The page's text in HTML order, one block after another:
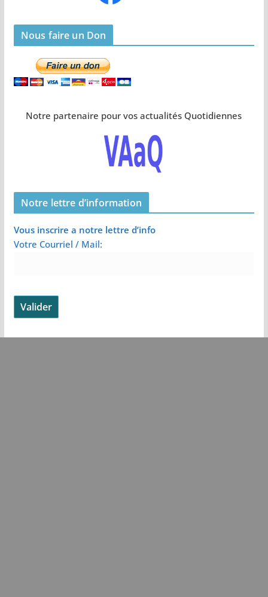
Nous faire un Don
Notre partenaire pour vos actualités Quotidiennes
Notre lettre d’information
Vous inscrire a notre lettre d’info
Votre Courriel / Mail: